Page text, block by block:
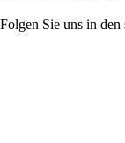
Folgen Sie uns in